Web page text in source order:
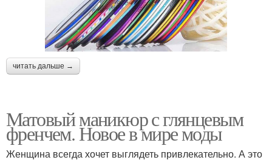
читать дальше →
Матовый маникюр с глянцевым
френчем. Новое в мире моды
Женщина всегда хочет выглядеть привлекательно. А это